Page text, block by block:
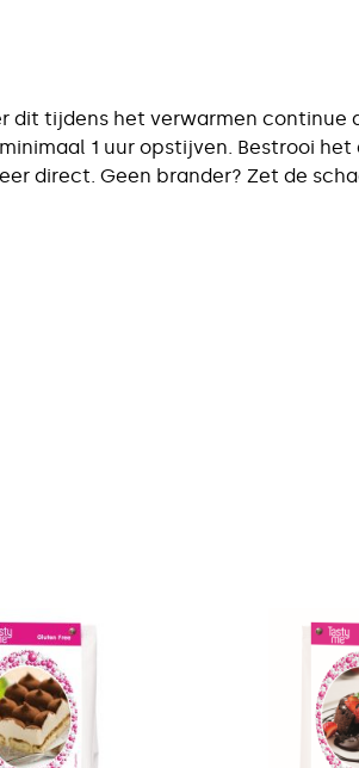
dit tijdens het verwarmen continue
1 uur opstijven. Bestrooi het
direct. Geen brander? Zet de